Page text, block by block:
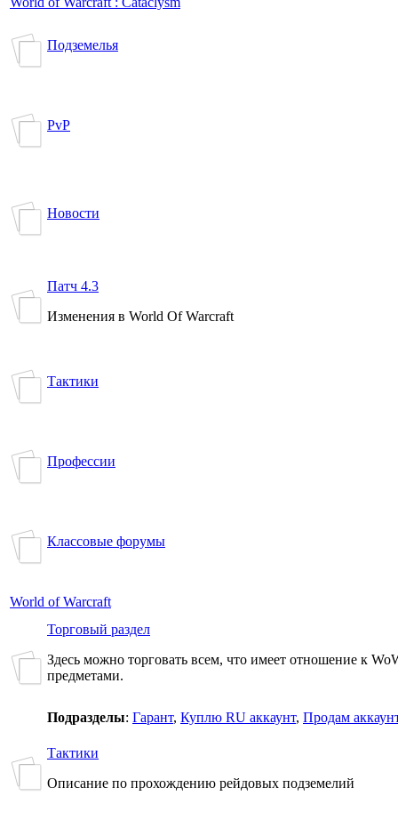
Подземелья
PvP
Новости
Патч 4.3
Изменения в World Of Warcraft
Тактики
Профессии
Классовые форумы
World of Warcraft
Торговый раздел
Здесь можно торговать всем, что имеет отношение к
предметами.
Подразделы: Гарант, Куплю RU аккаунт, Продам
Тактики
Описание по прохождению рейдовых подземелий